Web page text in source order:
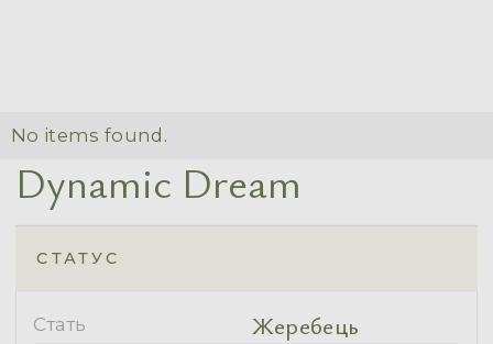
No items found.
Dynamic Dream
СТАТУС
Стать Жеребець